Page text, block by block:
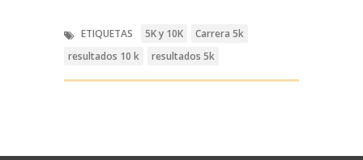
ETIQUETAS 5K y 10K
Carrera 5k
resultados 10 k
resultados 5k